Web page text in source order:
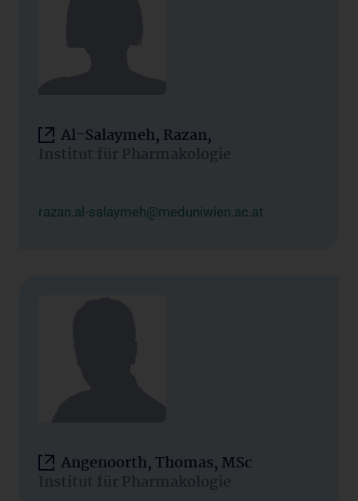
Al-Salaymeh, Razan,
Institut für Pharmakologie
razan.al-salaymeh@meduniwien.ac.at
Angenoorth, Thomas, MSc
Institut für Pharmakologie